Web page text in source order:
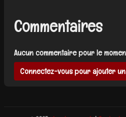
Commentaires
Aucun commentaire pour le
Connectez-vous pour ajouter